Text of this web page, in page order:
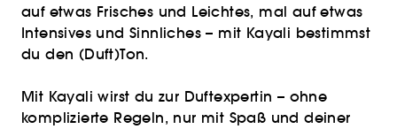
auf etwas Frisches und Leichtes, mal auf etwas
Intensives und Sinnliches – mit Kayali bestimmst
du den (Duft)Ton.
Mit Kayali wirst du zur Duftexpertin – ohne
komplizierte Regeln, nur mit Spaß und deiner